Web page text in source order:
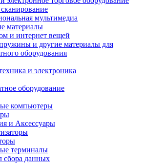
мультимедиа
материалы
и интернет вещей
и другие материалы для
оборудования
и электроника
оборудование
компьютеры
и Аксессуары
терминалы
сбора данных